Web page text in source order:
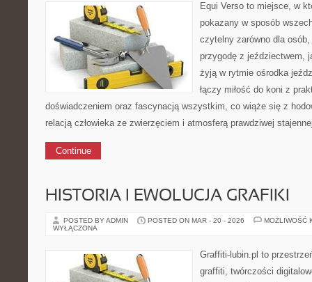
Equi Verso to miejsce, w
pokazany w sposób
czytelny zarówno dla
przygodę z jeździectwem,
żyją w rytmie ośrodka
łączy miłość do koni z
doświadczeniem oraz fascynacją wszystkim, co wiąże się z
relacją człowieka ze zwierzęciem i atmosferą prawdziwej
Continue
HISTORIA I EWOLUCJA GRAFIKI
POSTED BY ADMIN POSTED ON MAR - 20 - 2026
MOŻLIWOŚĆ
WYŁĄCZONA
Graffiti-lubin.pl to
graffiti, twórczości